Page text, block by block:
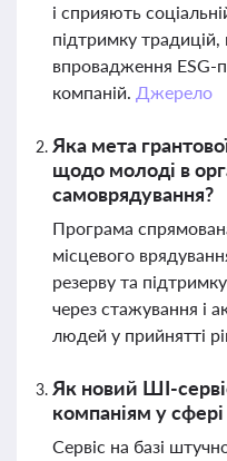
і сприяють
підтримку
впровадження ESG-
компаній. Джерело
Яка мета
щодо молоді в
самоврядування?
Програма
місцевого
резерву та
через стажування і
людей у прийнятті
Як новий ШІ-
компаніям у сфері
Сервіс на базі